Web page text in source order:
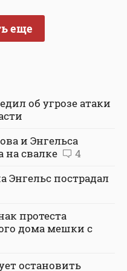
еще
об угрозе атаки
и Энгельса
на свалке
4
Энгельс пострадал
протеста
дома мешки с
остановить